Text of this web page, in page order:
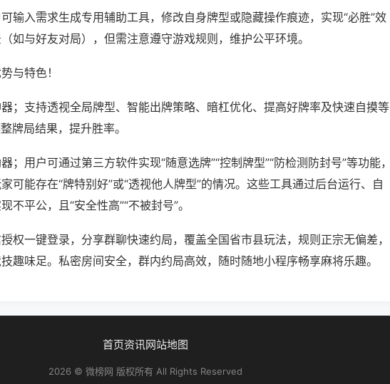
输入需求生成专用辅助工具，修改自身牌型或隐藏操作痕迹，实现“必胜”效
如与好友对局），但需注意遵守游戏规则，维护公平环境。
与特色！
；支持透视全局牌型、智能出牌策略、暗杠优化、提高好牌率及快速自摸等
牌局结果，提升胜率。
；用户可通过第三方软件实现“随意选牌”“控制牌型”“防检测防封号”等功能，
可能存在“牌特别好”或“透视他人牌型”的情况。这些工具通过后台运行、自
不平公，且“安全性高”“不被封号”。
权一键登录，分享群聊快速约局，覆盖全国省市县玩法，规则正宗无偏差，
趣味足。私密房间安全，群内约局高效，随时随地小程序畅享麻将乐趣。
首页资讯网站地图
2026 © 微榜网 版权所有 All Rights Reserved